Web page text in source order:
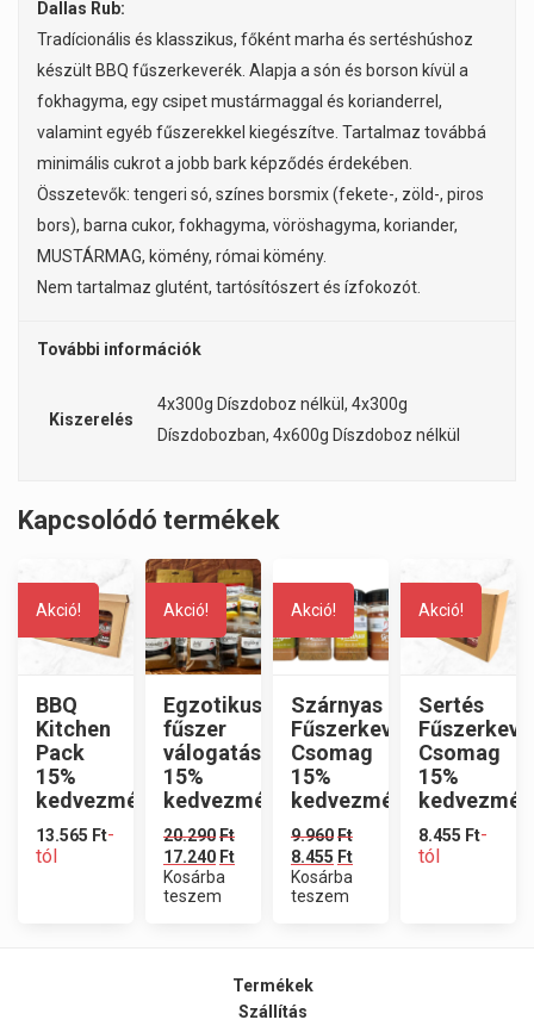
Dallas Rub:
Tradícionális és klasszikus, főként marha és sertéshúshoz
készült BBQ fűszerkeverék. Alapja a són és borson kívül a
fokhagyma, egy csipet mustármaggal és korianderrel,
valamint egyéb fűszerekkel kiegészítve. Tartalmaz továbbá
minimális cukrot a jobb bark képződés érdekében.
Összetevők: tengeri só, színes borsmix (fekete-, zöld-, piros
bors), barna cukor, fokhagyma, vöröshagyma, koriander,
MUSTÁRMAG, kömény, római kömény.
Nem tartalmaz glutént, tartósítószert és ízfokozót.
További információk
Kiszerelés
4x300g Díszdoboz nélkül, 4x300g
Díszdobozban, 4x600g Díszdoboz nélkül
Kapcsolódó termékek
Akció!
BBQ
Kitchen
Pack
15%
kedvezménnyel
13.565 Ft-
tól
Akció!
Egzotikus
fűszer
válogatás
15%
kedvezménnyel
20.290Ft
17.240 Ft
Kosárba
teszem
Akció!
Szárnyas
Fűszerkeverék
Csomag
15%
kedvezménnyel
9.960Ft
8.455 Ft
Kosárba
teszem
Akció!
Sertés
Csomag
15%
8.455 Ft-
tól
Termékek
Szállítás